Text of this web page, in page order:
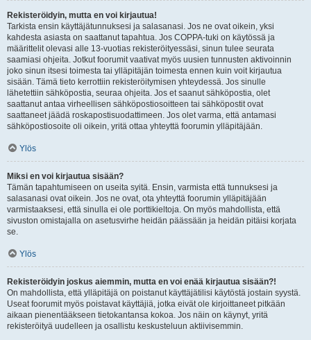
Rekisteröidyin, mutta en voi kirjautua!
Tarkista ensin käyttäjätunnuksesi ja salasanasi. Jos ne ovat oikein, yksi
kahdesta asiasta on saattanut tapahtua. Jos COPPA-tuki on käytössä ja
määrittelit olevasi alle 13-vuotias rekisteröityessäsi, sinun tulee seurata
saamiasi ohjeita. Jotkut foorumit vaativat myös uusien tunnusten aktivoinnin
joko sinun itsesi toimesta tai ylläpitäjän toimesta ennen kuin voit kirjautua
sisään. Tämä tieto kerrottiin rekisteröitymisen yhteydessä. Jos sinulle
lähetettiin sähköpostia, seuraa ohjeita. Jos et saanut sähköpostia, olet
saattanut antaa virheellisen sähköpostiosoitteen tai sähköpostit ovat
saattaneet jäädä roskapostisuodattimeen. Jos olet varma, että antamasi
sähköpostiosoite oli oikein, yritä ottaa yhteyttä foorumin ylläpitäjään.
Ylös
Miksi en voi kirjautua sisään?
Tämän tapahtumiseen on useita syitä. Ensin, varmista että tunnuksesi ja
salasanasi ovat oikein. Jos ne ovat, ota yhteyttä foorumin ylläpitäjään
varmistaaksesi, että sinulla ei ole porttikieltoja. On myös mahdollista, että
sivuston omistajalla on asetusvirhe heidän päässään ja heidän pitäisi korjata
se.
Ylös
Rekisteröidyin joskus aiemmin, mutta en voi enää kirjautua sisään?!
On mahdollista, että ylläpitäjä on poistanut käyttäjätilisi käytöstä jostain syystä.
Useat foorumit myös poistavat käyttäjiä, jotka eivät ole kirjoittaneet pitkään
aikaan pienentääkseen tietokantansa kokoa. Jos näin on käynyt, yritä
rekisteröityä uudelleen ja osallistu keskusteluun aktiivisemmin.